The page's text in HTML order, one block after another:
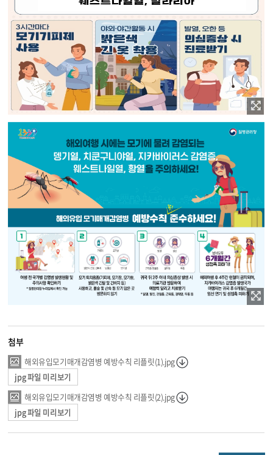
첨부
해외유입모기매개감염병 예방수칙 리플릿(1).jpg
jpg 파일 미리보기
해외유입모기매개감염병 예방수칙 리플릿(2).jpg
jpg 파일 미리보기